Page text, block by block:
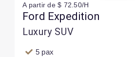
A partir de $ 72.50/H
Ford Expedition
Luxury SUV
5 pax